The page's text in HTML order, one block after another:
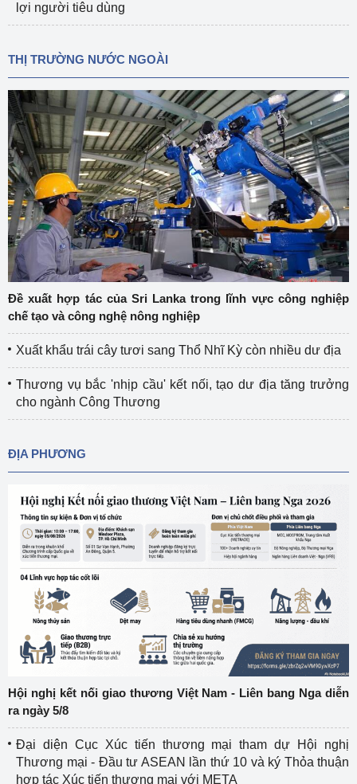
lợi người tiêu dùng
THỊ TRƯỜNG NƯỚC NGOÀI
Đề xuất hợp tác của Sri Lanka trong lĩnh vực công nghiệp
chế tạo và công nghệ nông nghiệp
Xuất khẩu trái cây tươi sang Thổ Nhĩ Kỳ còn nhiều dư địa
Thương vụ bắc 'nhịp cầu' kết nối, tạo dư địa tăng trưởng
cho ngành Công Thương
ĐỊA PHƯƠNG
Hội nghị kết nối giao thương Việt Nam - Liên bang Nga diễn
ra ngày 5/8
Đại diện Cục Xúc tiến thương mại tham dự Hội nghị
Thương mại - Đầu tư ASEAN lần thứ 10 và ký Thỏa thuận
hợp tác Xúc tiến thương mại với META